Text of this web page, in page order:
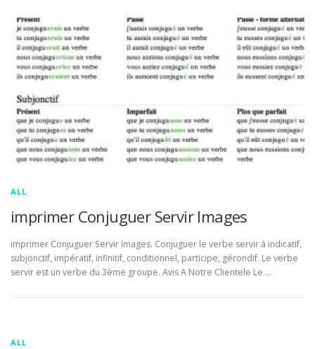
ALL
imprimer Conjuguer Servir Images
imprimer Conjuguer Servir Images. Conjuguer le verbe servir à indicatif,
subjonctif, impératif, infinitif, conditionnel, participe, gérondif. Le verbe
servir est un verbe du 3ème groupe. Avis A Notre Clientele Le …
ALL